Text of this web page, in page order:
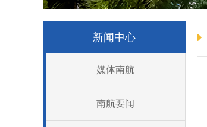
新闻中心
媒体南航
南航要闻